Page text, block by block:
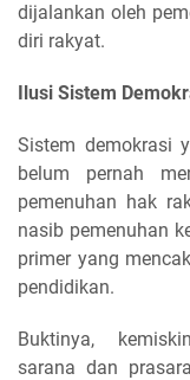
dijalankan oleh
diri rakyat.
Ilusi Sistem
Sistem demokrasi
belum pernah
pemenuhan hak
nasib pemenuhan
primer yang
pendidikan.
Buktinya,
sarana dan